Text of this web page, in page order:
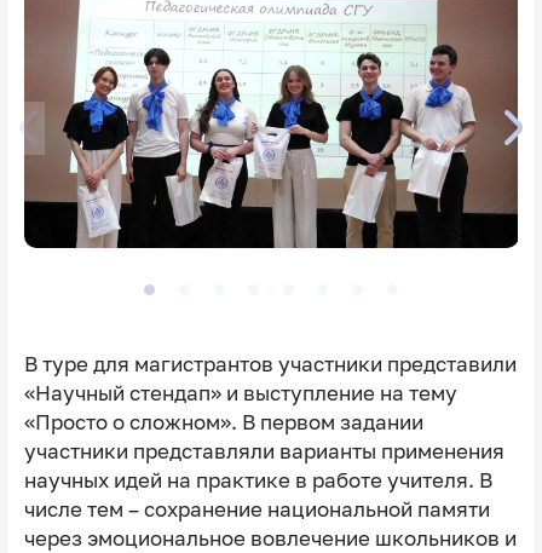
В туре для магистрантов участники представили
«Научный стендап» и выступление на тему
«Просто о сложном». В первом задании
участники представляли варианты применения
научных идей на практике в работе учителя. В
числе тем – сохранение национальной памяти
через эмоциональное вовлечение школьников и